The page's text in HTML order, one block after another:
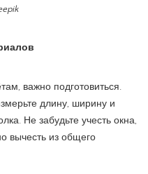
важно подготовиться.
длину, ширину и
Не забудьте учесть окна,
вычесть из общего